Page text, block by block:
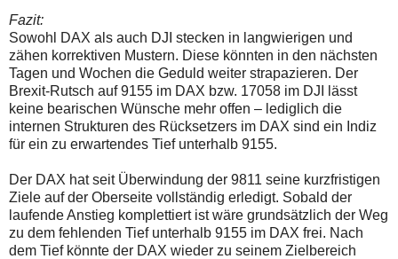
Fazit:
Sowohl DAX als auch DJI stecken in langwierigen und
zähen korrektiven Mustern. Diese könnten in den nächsten
Tagen und Wochen die Geduld weiter strapazieren. Der
Brexit-Rutsch auf 9155 im DAX bzw. 17058 im DJI lässt
keine bearischen Wünsche mehr offen – lediglich die
internen Strukturen des Rücksetzers im DAX sind ein Indiz
für ein zu erwartendes Tief unterhalb 9155.
Der DAX hat seit Überwindung der 9811 seine kurzfristigen
Ziele auf der Oberseite vollständig erledigt. Sobald der
laufende Anstieg komplettiert ist wäre grundsätzlich der Weg
zu dem fehlenden Tief unterhalb 9155 im DAX frei. Nach
dem Tief könnte der DAX wieder zu seinem Zielbereich